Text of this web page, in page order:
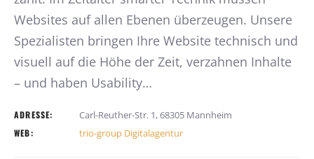
Websites auf allen Ebenen überzeugen. Unsere
Spezialisten bringen Ihre Website technisch und
visuell auf die Höhe der Zeit, verzahnen Inhalte
– und haben Usability…
ADRESSE: Carl-Reuther-Str. 1, 68305 Mannheim
WEB: trio-group Digitalagentur